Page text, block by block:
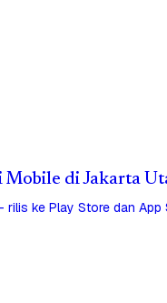
Mobile di Jakarta
rilis ke Play Store dan